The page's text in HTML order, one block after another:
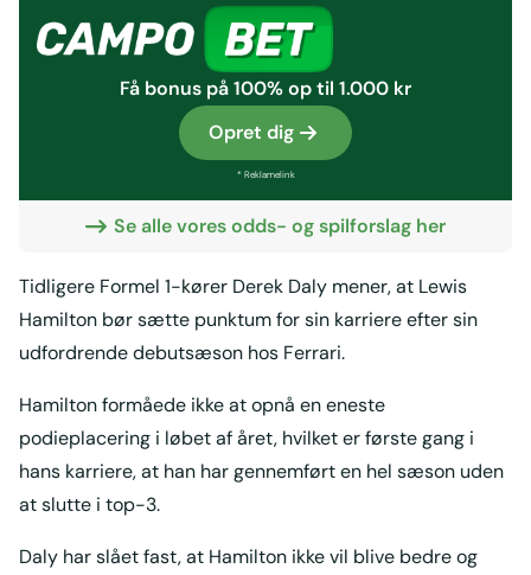
Få bonus på 100% op til 1.000 kr
Opret dig
* Reklamelink
Se alle vores odds- og spilforslag her
Tidligere Formel 1-kører Derek Daly mener, at Lewis
Hamilton bør sætte punktum for sin karriere efter sin
udfordrende debutsæson hos Ferrari.
Hamilton formåede ikke at opnå en eneste
podieplacering i løbet af året, hvilket er første gang i
hans karriere, at han har gennemført en hel sæson uden
at slutte i top-3.
Daly har slået fast, at Hamilton ikke vil blive bedre og